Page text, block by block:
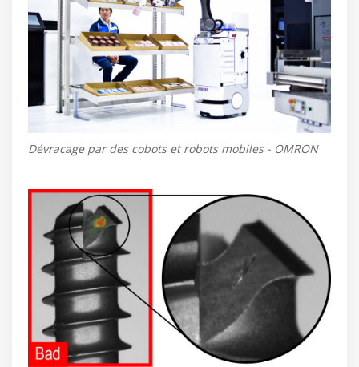
Dévracage par des cobots et robots mobiles - OMRON